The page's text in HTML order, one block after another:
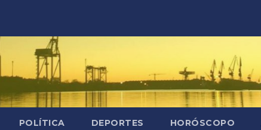
POLÍTICA DEPORTES HORÓSCOPO